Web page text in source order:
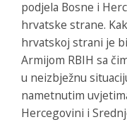
podjela Bosne i
hrvatske strane.
hrvatskoj strani je
Armijom RBIH sa
u neizbježnu
nametnutim
Hercegovini i